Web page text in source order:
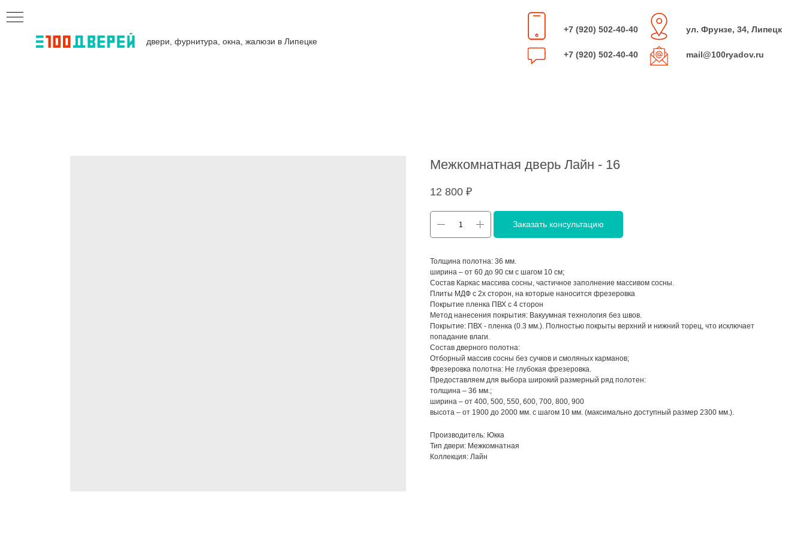
двери, фурнитура, окна, жалюзи в Липецке
+7 (920) 502-40-40
+7 (920) 502-40-40
ул. Фрунзе, 34, Липецк
mail@100ryadov.ru
Межкомнатная дверь Лайн - 16
12 800 ₽
Заказать консультацию
Толщина полотна: 36 мм.
ширина – от 60 до 90 см с шагом 10 см;
Состав Каркас массива сосны, частичное заполнение массивом сосны.
Плиты МДФ с 2х сторон, на которые наносится фрезеровка
Покрытие пленка ПВХ с 4 сторон
Метод нанесения покрытия: Вакуумная технология без швов.
Покрытие: ПВХ - пленка (0.3 мм.). Полностью покрыты верхний и нижний торец, что исключает
попадание влаги.
Состав дверного полотна:
Отборный массив сосны без сучков и смоляных карманов;
Фрезеровка полотна: Не глубокая фрезеровка.
Предоставляем для выбора широкий размерный ряд полотен:
толщина – 36 мм.;
ширина – от 400, 500, 550, 600, 700, 800, 900
высота – от 1900 до 2000 мм. с шагом 10 мм. (максимально доступный размер 2300 мм.).
Производитель: Юкка
Тип двери: Межкомнатная
Коллекция: Лайн